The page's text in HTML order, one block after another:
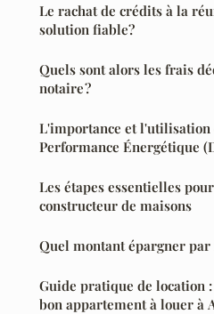
Le rachat de crédits à la
solution fiable?
Quels sont alors les frais
notaire ?
L'importance et l'utilisation
Performance Énergétique
Les étapes essentielles
constructeur de maisons
Quel montant épargner par
Guide pratique de location
bon appartement à louer à